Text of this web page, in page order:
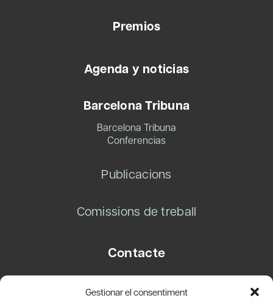
Gestionar el consentiment
Premios
Agenda y noticias
Barcelona Tribuna
Barcelona Tribuna
Conferencias
Publicacions
Comissions de treball
Contacte